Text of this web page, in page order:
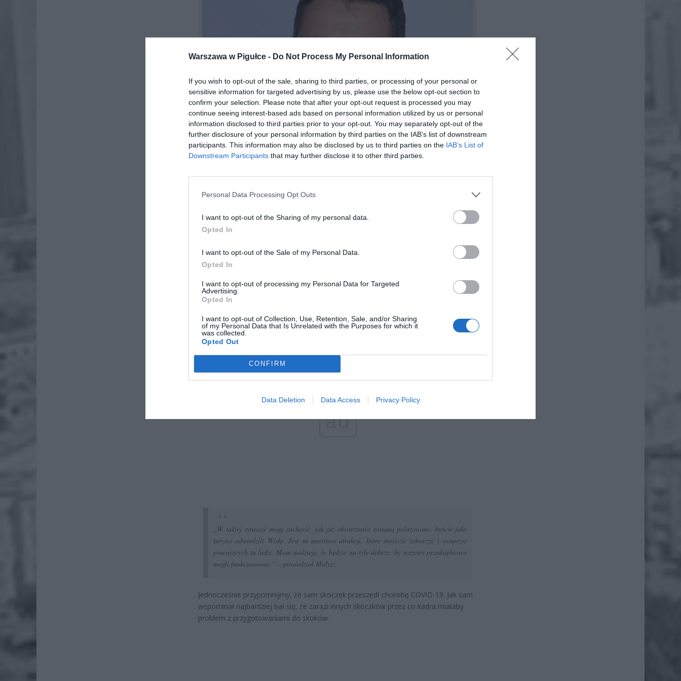
Warszawa w Pigułce - Do Not Process My Personal Information
If you wish to opt-out of the sale, sharing to third parties, or processing of your personal or
sensitive information for targeted advertising by us, please use the below opt-out section to
confirm your selection. Please note that after your opt-out request is processed you may
continue seeing interest-based ads based on personal information utilized by us or personal
information disclosed to third parties prior to your opt-out. You may separately opt-out of the
further disclosure of your personal information by third parties on the IAB’s list of downstream
participants. This information may also be disclosed by us to third parties on the IAB’s List of
Downstream Participants that may further disclose it to other third parties.
Personal Data Processing Opt Outs
I want to opt-out of the Sharing of my personal data.
Opted In
I want to opt-out of the Sale of my Personal Data.
Opted In
I want to opt-out of processing my Personal Data for Targeted
Advertising.
Opted In
I want to opt-out of Collection, Use, Retention, Sale, and/or Sharing
of my Personal Data that Is Unrelated with the Purposes for which it
was collected.
Opted Out
CONFIRM
Data Deletion Data Access Privacy Policy
Fot. Cezary Piwowarski, CC BY 3.0 / Wikipedia
Adam Małysz zwrócił się w dramatycznym apelu o pomoc przedsiębiorcom z Wisły i
jednocześnie wyraził nadzieję, że obostrzenia niebawem zostaną zluzowane.
Nawet 3600 zł miesięcznie zamiast 800+. Nowa propozycja dla
rodziców dzieci do 3. roku życia
ZUS podniesie próg 500 plus dla seniorów. Policzyliśmy, ile może
7 sierpnia 2026 19:14
ad
„W takiej sytuacji mogę zachęcić, jak już obostrzenia zostaną poluzowane, byście jako
turyści odwiedzili Wisłę. Jest tu mnóstwo atrakcji, które możecie zobaczyć i wesprzeć
pracujących tu ludzi. Mam nadzieję, że będzie na tyle dobrze, by wszyscy przedsiębiorcy
mogli funkcjonować.” – powiedział Małysz.
Jednocześnie przypomnijmy, że sam skoczek przeszedł chorobę COVID-19. Jak sam
wspominał najbardziej bał się, że zarazi innych skoczków przez co kadra miałaby
problem z przygotowaniami do skoków.